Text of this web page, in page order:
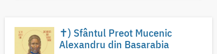
✝) Sfântul Preot Mucenic
Alexandru din Basarabia